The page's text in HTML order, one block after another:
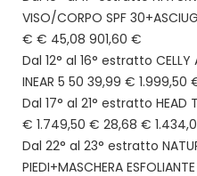
VISO/CORPO SPF
€ € 45,08 901,60 €
Dal 12° al 16° estratto CELLY
INEAR 5 50 39,99 €
Dal 17° al 21° estratto HEAD
€ 1.749,50 € 28,68 €
Dal 22° al 23° estratto
PIEDI+MASCHERA